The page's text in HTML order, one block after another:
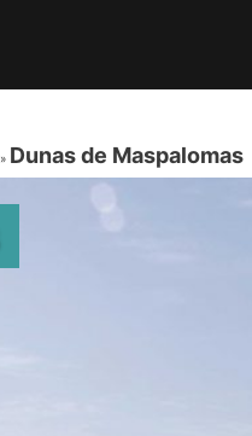
Dunas de Maspalomas